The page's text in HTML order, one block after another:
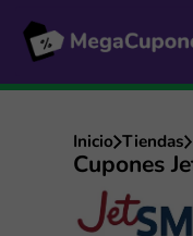
Inicio Tiendas
Cupones